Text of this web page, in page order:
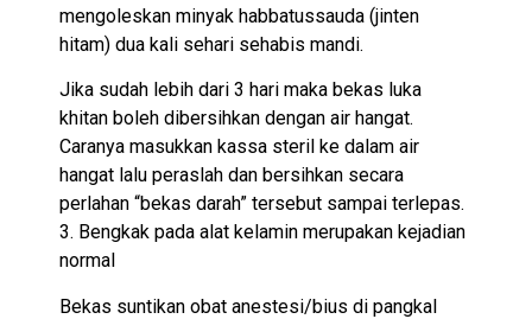
mengoleskan minyak habbatussauda (jinten
hitam) dua kali sehari sehabis mandi.
Jika sudah lebih dari 3 hari maka bekas luka
khitan boleh dibersihkan dengan air hangat.
Caranya masukkan kassa steril ke dalam air
hangat lalu peraslah dan bersihkan secara
perlahan “bekas darah” tersebut sampai terlepas.
3. Bengkak pada alat kelamin merupakan kejadian
normal
Bekas suntikan obat anestesi/bius di pangkal